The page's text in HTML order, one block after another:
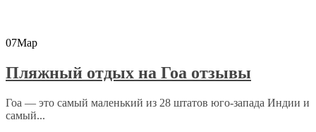
07Мар
Пляжный отдых на Гоа отзывы
Гоа — это самый маленький из 28 штатов юго-запада Индии и
самый...